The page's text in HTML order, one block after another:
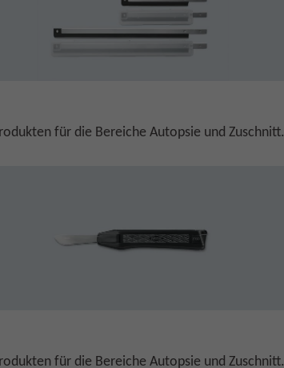
für die Bereiche Autopsie und Zuschnitt.
für die Bereiche Autopsie und Zuschnitt.